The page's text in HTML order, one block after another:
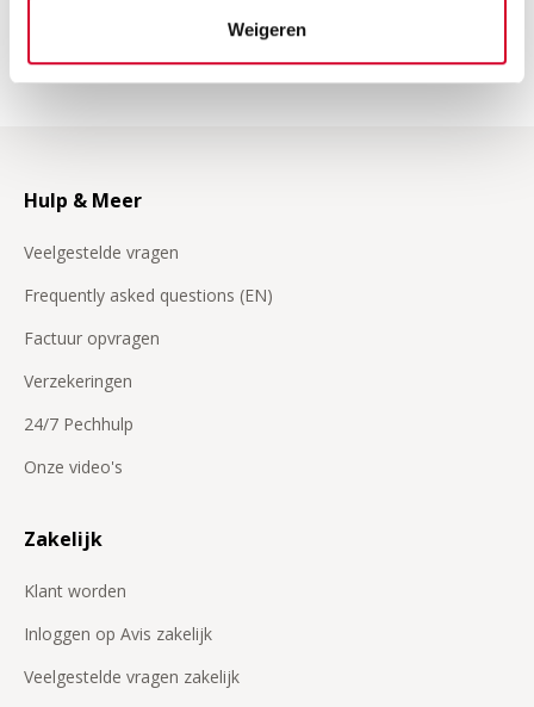
Weigeren
Hulp & Meer
Veelgestelde vragen
Frequently asked questions (EN)
Factuur opvragen
Verzekeringen
24/7 Pechhulp
Onze video's
Zakelijk
Klant worden
Inloggen op Avis zakelijk
Veelgestelde vragen zakelijk